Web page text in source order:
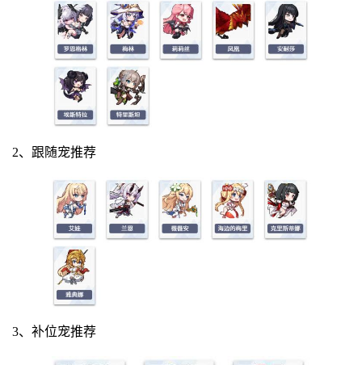
2、跟随宠推荐
3、补位宠推荐